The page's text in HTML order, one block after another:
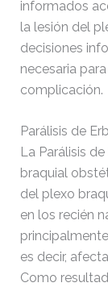
informados
la lesión del
decisiones
necesaria
complicación.
Parálisis de Erb
La Parálisis
braquial
del plexo
en los recién
es decir,
Como